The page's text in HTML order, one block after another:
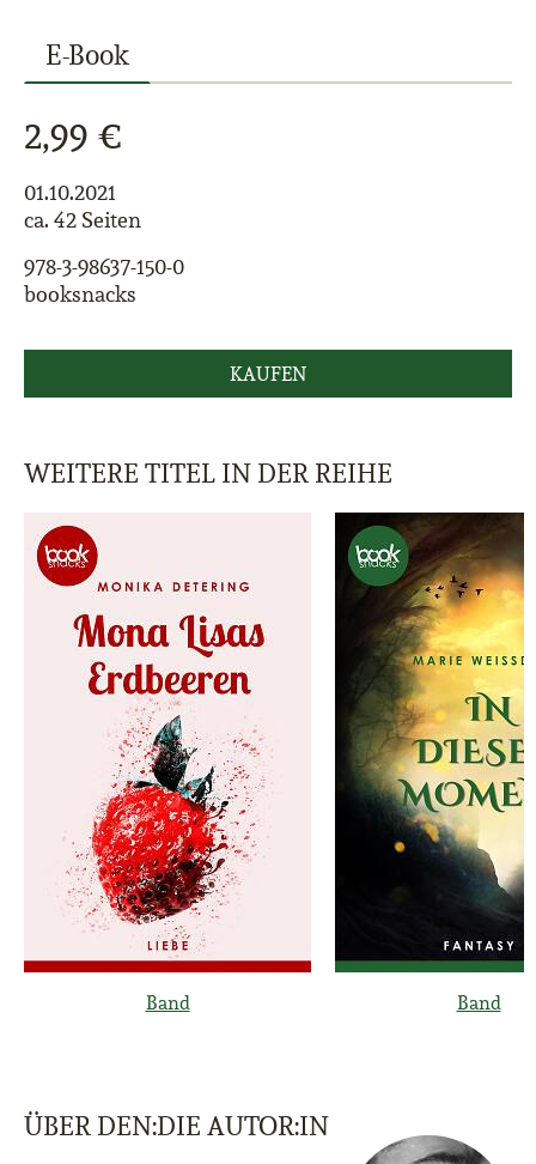
E-Book
2,99 €
01.10.2021
ca. 42 Seiten
978-3-98637-150-0
booksnacks
KAUFEN
WEITERE TITEL IN DER REIHE
Band Band
ÜBER DEN:DIE AUTOR:IN